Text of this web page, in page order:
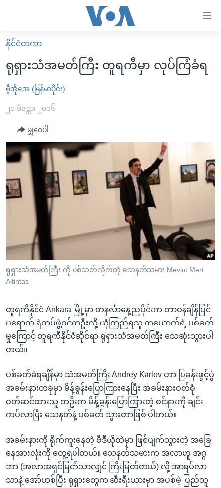
လွယ်ကူ
စေ
Link
များ
အကြောင်းအရာ
သို့
ကြည့်
ရန်
စာမျက်နှာ
ကျော်
ရှာဖွေ
နေရာ
ကျော်
မူလစာမျက်နှာ
မြန်မာ
ကမ္ဘာ့သတင်းများ
နိုင်ငံတကာ
တရုတ်
အစ္စရေး-ပါလက်စတိုင်း
ဗွီဒီယို
ရပ်ဝန်းတခု လမ်းတခု အလွန်
အင်္ဂလိပ်စာလေ့လာမယ်
အမေရိကန်သုံးအီဒီယံ
မကြေးမုံရဲ့ အင်္ဂလိပ်စာ
ရုပ်ရှင်ထဲက အင်္ဂလိပ်စာ
သုတပဒေသာ အင်္ဂလိပ်စာ
အပတ်စဉ်ကဏ္ဍများ
ရေဒီယို
ရေဒီယိုနှင့်ရုပ်သံ အချက်အလက်များ
ရေဒီယို/တီဗွီအစီအစဉ်
Learning English
ဗွီအိုအေ လူမှုကွန်ယက်များ
ဘာသာစကားများ
နိုင်ငံတကာ
ရုရှားသံအမတ်ကြီး တူရကီမှာ လုပ်ကြံခံရ
ဗွီအိုအေ (မြန်မာပိုင်း)
၂၀ ဒီဇင္ဘာ၊ ၂၀၁၆
မျှဝေပါ
ရုရှားသံအမတ်ကြီး ကို ပစ်သတ်လိုက်တဲ့ သေနတ်သမား Mevlut Mert
Altintas
တူရကီနိုင်ငံ Ankara မြို့မှာ တနင်္လာနေ့ညပိုင်းက တာဝန်ချိန်ပြင်
ပရောက် ရဲတပ်ဖွဲ့ဝင်တဦးလို့ ယုံကြည်ရသူ တယောက်ရဲ့ ပစ်ခတ်
မှုကြောင့် တူရကီနိုင်ငံဆိုင်ရာ ရုရှားသံအမတ်ကြီး သေဆုံးသွားပါ
တယ်။
ပစ်ခတ်ခံရချိန်မှာ သံအမတ်ကြီး Andrey Karlov ဟာ ပြခန်းဖွင့်ပွဲ
အခမ်းနားတခုမှာ မိန့်ခွန်းပြောကြားနေပြီး အခမ်းနားဝတ်စုံ
ဝတ်ဆင်ထားသူ တဦးက မိန့်ခွန်းပြောကြားတဲ့ စင်နားကို ချင်း
ကပ်လာပြီး သေနတ်နဲ့ ပစ်ခတ် သွားတာဖြစ် ပါတယ်။
အခမ်းနားကို ရိုက်ကူးနေတဲ့ ဗီဒီယိုထဲမှာ ဖြစ်ပျက်သွားတဲ့ အခြေ
နေအားလုံးကို တွေ့ရပါတယ်။ သေနတ်သမားက အလာဟူ အဂ္ဂ
ဘာ (အလာအရှင်မြတ်သာလျှင် ကြီးမြတ်တယ်) လို့ အာရပ်လာ
သာနဲ့ အော်ဟစ်ပြီး ရုရှားတွေက ဆီးရီးယားမှာ အပစ်မဲ့ ပြည်သူ